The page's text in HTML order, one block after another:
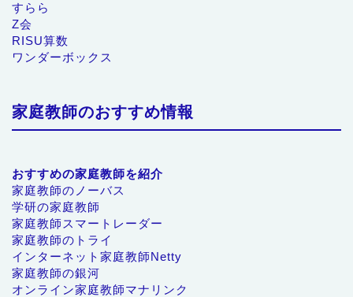
すらら
Z会
RISU算数
ワンダーボックス
家庭教師のおすすめ情報
おすすめの家庭教師を紹介
家庭教師のノーバス
学研の家庭教師
家庭教師スマートレーダー
家庭教師のトライ
インターネット家庭教師Netty
家庭教師の銀河
オンライン家庭教師マナリンク